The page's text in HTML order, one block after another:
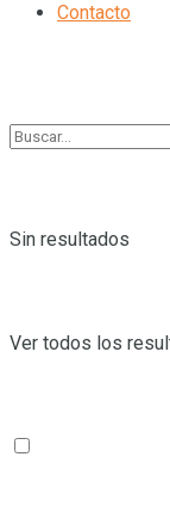
Contacto
Sin resultados
Ver todos los